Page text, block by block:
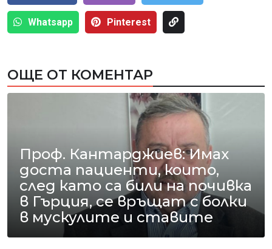
Whatsapp Pinterest
ОЩЕ ОТ КОМЕНТАР
Проф. Кантарджиев: Имах
доста пациенти, които,
след като са били на почивка
в Гърция, се връщат с болки
в мускулите и ставите